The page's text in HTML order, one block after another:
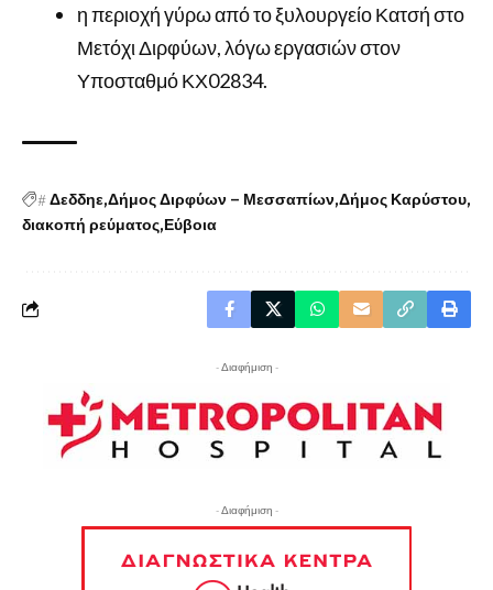
η περιοχή γύρω από το ξυλουργείο Κατσή στο
Μετόχι Διρφύων, λόγω εργασιών στον
Υποσταθμό ΚΧ02834.
#Δεδδηε Δήμος Διρφύων – Μεσσαπίων Δήμος Καρύστου
διακοπή ρεύματος Εύβοια
- Διαφήμιση -
- Διαφήμιση -